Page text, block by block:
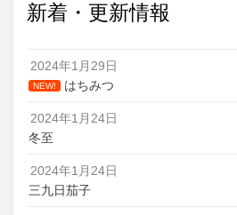
新着・更新情報
2024年1月29日
NEW! はちみつ
2024年1月24日
冬至
2024年1月24日
三九日茄子